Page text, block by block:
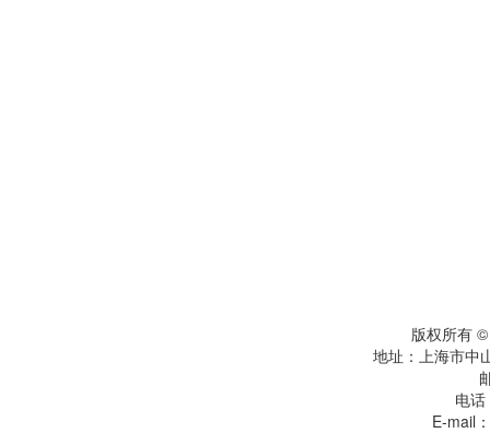
版权所有
地址：上海市
电
E-mail